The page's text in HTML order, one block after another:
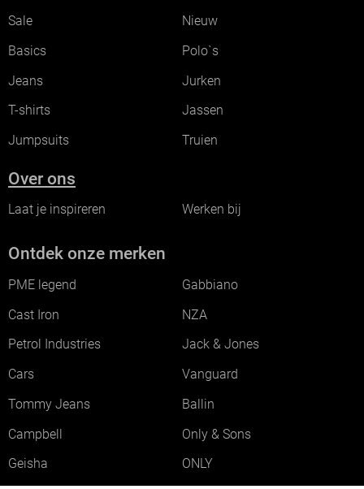
Sale
Nieuw
Basics
Polo`s
Jeans
Jurken
T-shirts
Jassen
Jumpsuits
Truien
Over ons
Laat je inspireren Werken bij
Ontdek onze merken
PME legend
Gabbiano
Cast Iron
NZA
Petrol Industries
Jack & Jones
Cars
Vanguard
Tommy Jeans
Ballin
Campbell
Only & Sons
Geisha
ONLY